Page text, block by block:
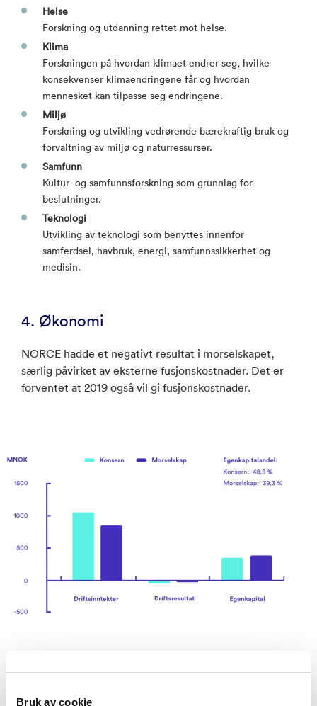
Bruk av cookie
Helse
Forskning og utdanning rettet mot helse.
Klima
Forskningen på hvordan klimaet endrer seg, hvilke
konsekvenser klimaendringene får og hvordan
mennesket kan tilpasse seg endringene.
Miljø
Forskning og utvikling vedrørende bærekraftig bruk og
forvaltning av miljø og naturressurser.
Samfunn
Kultur- og samfunnsforskning som grunnlag for
beslutninger.
Teknologi
Utvikling av teknologi som benyttes innenfor
samferdsel, havbruk, energi, samfunnssikkerhet og
medisin.
4. Økonomi
NORCE hadde et negativt resultat i morselskapet,
særlig påvirket av eksterne fusjonskostnader. Det er
forventet at 2019 også vil gi fusjonskostnader.